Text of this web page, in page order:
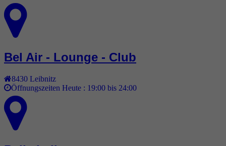
Bel Air - Lounge - Club
8430 Leibnitz
Öffnungszeiten Heute : 19:00 bis 24:00